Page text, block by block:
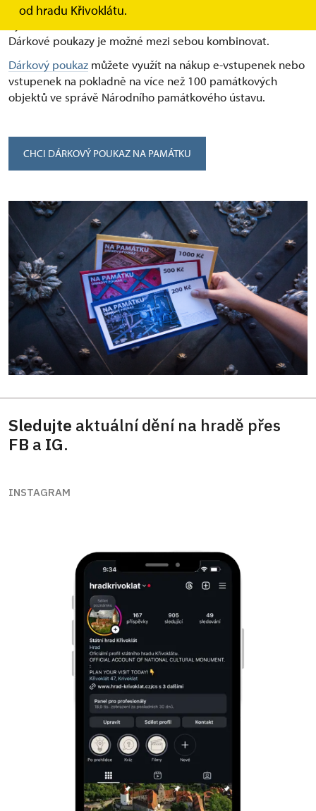
od hradu Křivoklátu.
Dárkové poukazy je možné mezi sebou kombinovat.
Dárkový poukaz můžete využít na nákup e-vstupenek nebo
vstupenek na pokladně na více než 100 památkových
objektů ve správě Národního památkového ústavu.
CHCI DÁRKOVÝ POUKAZ NA PAMÁTKU
Sledujte aktuální dění na hradě přes
FB a IG.
INSTAGRAM